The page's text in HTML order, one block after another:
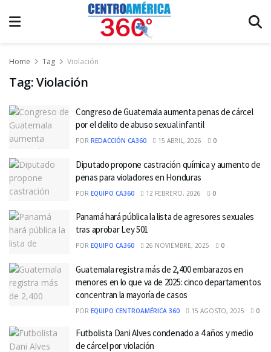
Home Tag Violación
Tag:Violación
Congreso de Guatemala aumenta penas de cárcel
por el delito de abuso sexual infantil
POR REDACCIÓN CA360 15 ABRIL, 2026 0
Diputado propone castración química y aumento de
penas para violadores en Honduras
POR EQUIPO CA360 12 FEBRERO, 2026 0
Panamá hará pública la lista de agresores sexuales
tras aprobar Ley 501
POR EQUIPO CA360 26 NOVIEMBRE, 2025 0
Guatemala registra más de 2,400 embarazos en
menores en lo que va de 2025: cinco departamentos
concentran la mayoría de casos
POR EQUIPO CENTROAMÉRICA 360 15 AGOSTO, 2025 0
Futbolista Dani Alves condenado a 4 años y medio
de cárcel por violación